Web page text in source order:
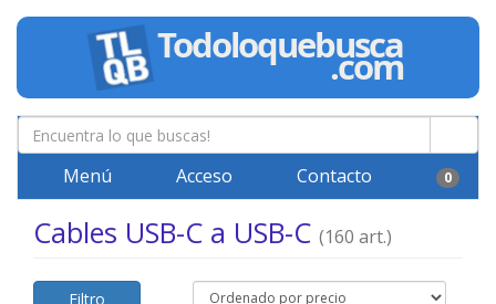
Menú Acceso Contacto 0
Cables USB-C a USB-C (160 art.)
Filtro